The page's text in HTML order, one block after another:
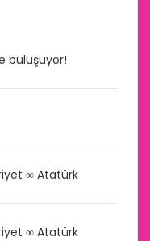
buluşuyor!
∞ Atatürk
∞ Atatürk